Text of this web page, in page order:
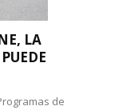
LA
de